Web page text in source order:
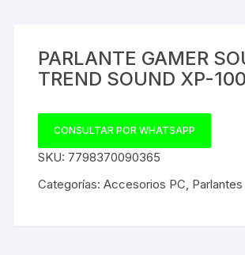
PARLANTE GAMER
TREND SOUND XP-100
CONSULTAR POR WHATSAPP
SKU: 7798370090365
Categorías:Accesorios PC Parlantes